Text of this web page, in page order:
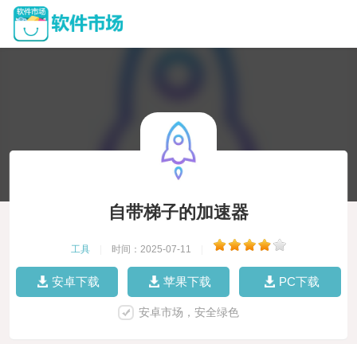
自带梯子的加速器
工具 时间：2025-07-11
安卓下载 苹果下载 PC下载
安卓市场，安全绿色